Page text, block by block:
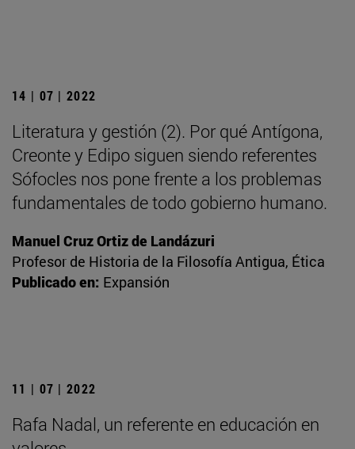
14 | 07 | 2022
Literatura y gestión (2). Por qué Antígona,
Creonte y Edipo siguen siendo referentes
Sófocles nos pone frente a los problemas
fundamentales de todo gobierno humano.
Manuel Cruz Ortiz de Landázuri
Profesor de Historia de la Filosofía Antigua, Ética
Publicado en: Expansión
11 | 07 | 2022
Rafa Nadal, un referente en educación en